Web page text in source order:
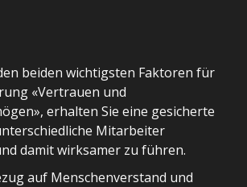
beiden wichtigsten Faktoren für
«Vertrauen und
erhalten Sie eine gesicherte
Mitarbeiter
damit wirksamer zu führen.
auf Menschenverstand und